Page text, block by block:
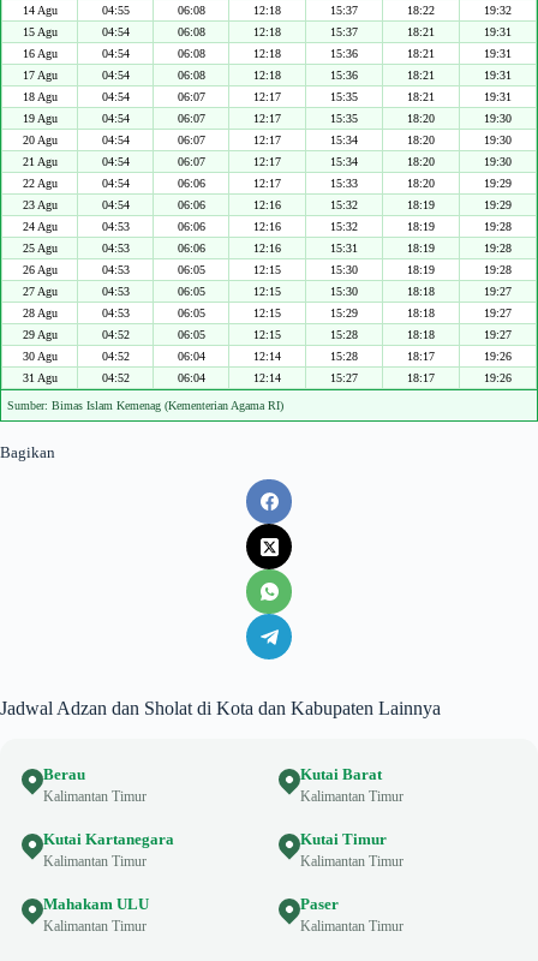
14 Agu
04:55 06:08 12:18 15:37 18:22
19:32
15 Agu
04:54 06:08 12:18 15:37 18:21
19:31
16 Agu
04:54 06:08 12:18 15:36 18:21
19:31
17 Agu
04:54 06:08 12:18 15:36 18:21
19:31
18 Agu
04:54 06:07 12:17 15:35 18:21
19:31
19 Agu
04:54 06:07 12:17 15:35 18:20
19:30
20 Agu
04:54 06:07 12:17 15:34 18:20
19:30
21 Agu
04:54 06:07 12:17 15:34 18:20
19:30
22 Agu
04:54 06:06 12:17 15:33 18:20
19:29
23 Agu
04:54 06:06 12:16 15:32 18:19
19:29
24 Agu
04:53 06:06 12:16 15:32 18:19
19:28
25 Agu
04:53 06:06 12:16 15:31 18:19
19:28
26 Agu
04:53 06:05 12:15 15:30 18:19
19:28
27 Agu
04:53 06:05 12:15 15:30 18:18
19:27
28 Agu
04:53 06:05 12:15 15:29 18:18
19:27
29 Agu
04:52 06:05 12:15 15:28 18:18
19:27
30 Agu
04:52 06:04 12:14 15:28 18:17
19:26
31 Agu
04:52 06:04 12:14 15:27 18:17 19:26
Sumber: Bimas Islam Kemenag (Kementerian Agama RI)
Bagikan
Jadwal Adzan dan Sholat di Kota dan Kabupaten Lainnya
Berau
Kalimantan Timur
Kutai Barat
Kalimantan Timur
Kutai Kartanegara
Kalimantan Timur
Kutai Timur
Kalimantan Timur
Mahakam ULU
Kalimantan Timur
Paser
Kalimantan Timur